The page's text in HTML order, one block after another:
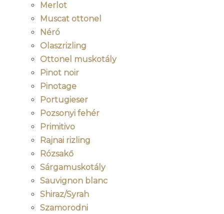
Merlot
Muscat ottonel
Néró
Olaszrizling
Ottonel muskotály
Pinot noir
Pinotage
Portugieser
Pozsonyi fehér
Primitivo
Rajnai rizling
Rózsakő
Sárgamuskotály
Sauvignon blanc
Shiraz/Syrah
Szamorodni